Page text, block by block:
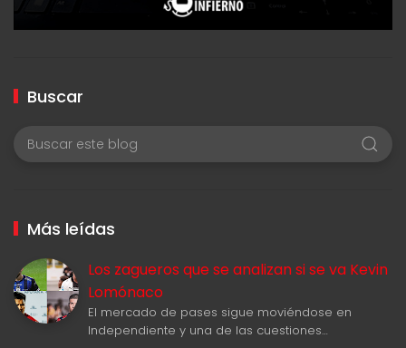
Buscar
Más leídas
Los zagueros que se analizan si se va Kevin
Lomónaco
El mercado de pases sigue moviéndose en
Independiente y una de las cuestiones…